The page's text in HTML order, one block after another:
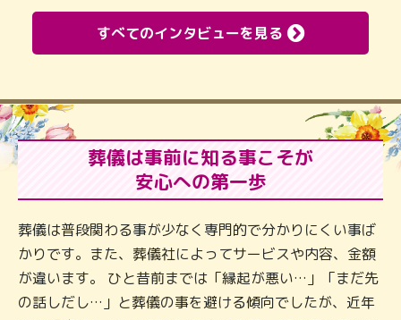
すべてのインタビューを見る
葬儀は事前に知る事こそが
安心への第一歩
葬儀は普段関わる事が少なく専門的で分かりにくい事ば
かりです。また、葬儀社によってサービスや内容、金額
が違います。 ひと昔前までは「縁起が悪い…」「まだ先
の話しだし…」と葬儀の事を避ける傾向でしたが、近年